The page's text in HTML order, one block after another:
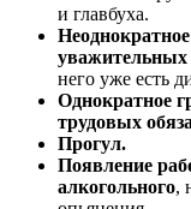
и главбуха.
уважительных
него уже есть
Однократное
трудовых
Прогул.
Появление
алкогольного,